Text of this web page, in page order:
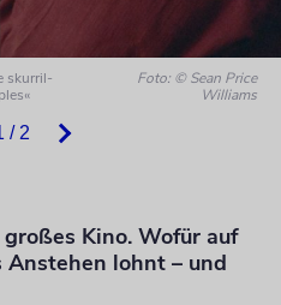
/ 2
skurril-
Foto: © Sean Price
Williams
Kino. Wofür auf
lohnt – und